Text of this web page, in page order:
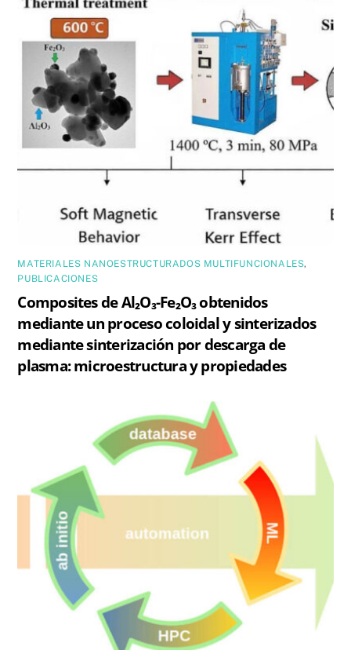
MATERIALES NANOESTRUCTURADOS MULTIFUNCIONALES,
PUBLICACIONES
Composites de Al₂O₃-Fe₂O₃ obtenidos
mediante un proceso coloidal y sinterizados
mediante sinterización por descarga de
plasma: microestructura y propiedades